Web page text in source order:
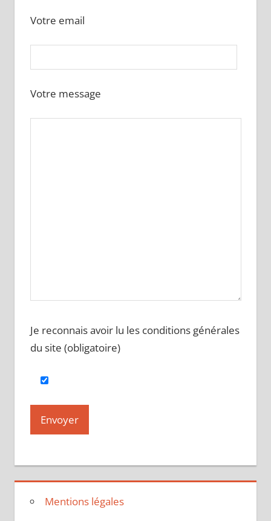
Votre email
Votre message
Je reconnais avoir lu les conditions générales
du site (obligatoire)
Mentions légales